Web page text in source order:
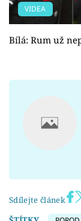
VIDEA
Bílá: Rum už
Sdílejte článek